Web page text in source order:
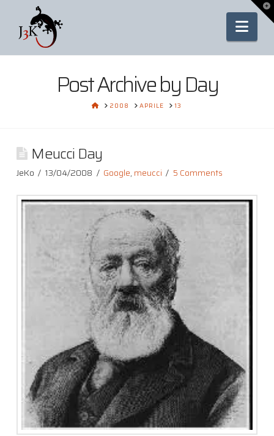
Post Archive by Day
HOME2008 APRILE 13
Meucci Day
JeKo 13/04/2008 Google, meucci 5 Comments